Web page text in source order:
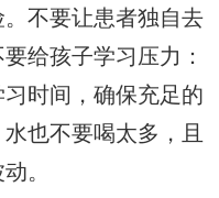
不要让患者独自去
给孩子学习压力：
时间，确保充足的
也不要喝太多，且
。